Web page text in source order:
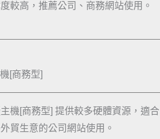
較高，推薦公司、商務網站使用。
[商務型]
機[商務型] 提供較多硬體資源，適合
貿生意的公司網站使用。